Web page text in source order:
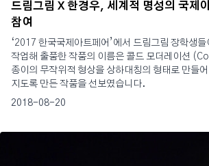
드림그림 X 한경우, 세계적 명성의 국제
참여
‘2017 한국국제아트페어’에서 드림그림 장학생들
작업해 출품한 작품의 이름은 콜드 모더레이션
종이의 무작위적 형상을 상하대칭의 형태로 만들
지도록 만든 작품을 선보였습니다.
2018-08-20